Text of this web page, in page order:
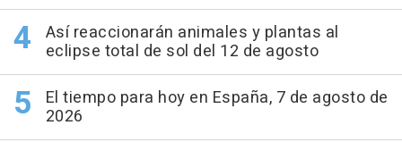
Así reaccionarán animales y plantas al
eclipse total de sol del 12 de agosto
El tiempo para hoy en España, 7 de agosto de
2026